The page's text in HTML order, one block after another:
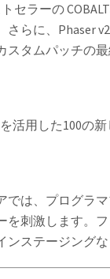
セラーの
さらに、Phaser
スタムパッチの
活用した100の
では、プログラ
を刺激します。
ンステージングな